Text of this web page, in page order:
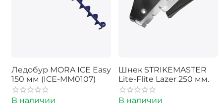
Ледобур MORA ICE Easy
150 мм (ICE-MM0107)
В наличии
Шнек STRIKEMASTER
Lite-Flite Lazer 250 мм.
В наличии